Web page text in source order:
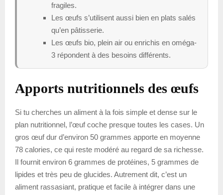
fragiles.
Les œufs s’utilisent aussi bien en plats salés
qu’en pâtisserie.
Les œufs bio, plein air ou enrichis en oméga-
3 répondent à des besoins différents.
Apports nutritionnels des œufs
Si tu cherches un aliment à la fois simple et dense sur le
plan nutritionnel, l’œuf coche presque toutes les cases. Un
gros œuf dur d’environ 50 grammes apporte en moyenne
78 calories, ce qui reste modéré au regard de sa richesse.
Il fournit environ 6 grammes de protéines, 5 grammes de
lipides et très peu de glucides. Autrement dit, c’est un
aliment rassasiant, pratique et facile à intégrer dans une